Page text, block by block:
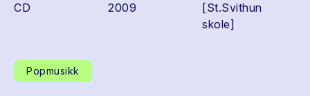
CD 2009
[St.Svithun
skole]
Popmusikk